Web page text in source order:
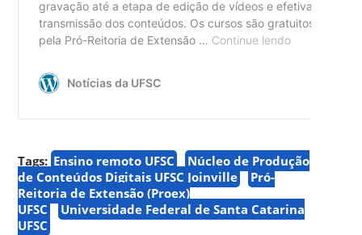
Tags: Ensino remoto UFSC
Núcleo de Produção
de Conteúdos Digitais UFSC Joinville
Pró-
Reitoria de Extensão (Proex)
UFSC
Universidade Federal de Santa Catarina
UFSC